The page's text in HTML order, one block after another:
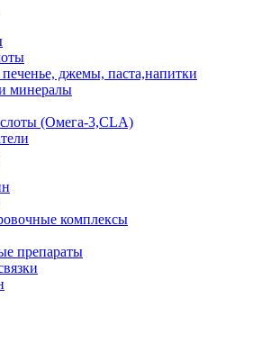
джемы, паста,напитки
минералы
(Омега-3,CLA)
комплексы
препараты